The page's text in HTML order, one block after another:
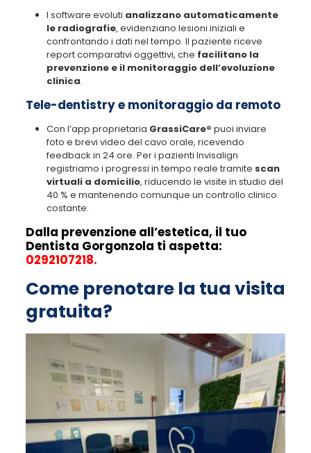
I software evoluti analizzano automaticamente
le radiografie, evidenziano lesioni iniziali e
confrontando i dati nel tempo. Il paziente riceve
report comparativi oggettivi, che facilitano la
prevenzione e il monitoraggio dell’evoluzione
clinica.
Tele-dentistry e monitoraggio da remoto
Con l’app proprietaria GrassiCare® puoi inviare
foto e brevi video del cavo orale, ricevendo
feedback in 24 ore. Per i pazienti Invisalign
registriamo i progressi in tempo reale tramite scan
virtuali a domicilio, riducendo le visite in studio del
40 % e mantenendo comunque un controllo clinico
costante.
Dalla prevenzione all’estetica, il tuo
Dentista Gorgonzola ti aspetta:
0292107218.
Come prenotare la tua visita
gratuita?